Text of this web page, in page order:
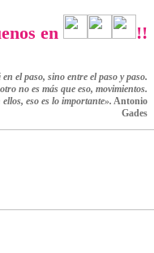
en !!
el paso, sino entre el paso y paso.
no es más que eso, movimientos.
ellos, eso es lo importante». Antonio
Gades